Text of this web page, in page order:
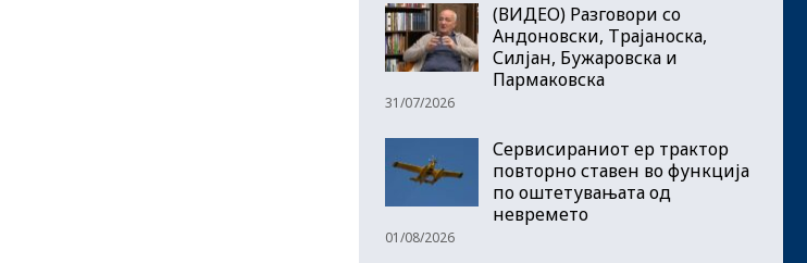
(ВИДЕО) Разговори со
Андоновски, Трајаноска,
Силјан, Бужаровска и
Пармаковска
31/07/2026
Сервисираниот ер трактор
повторно ставен во функција
по оштетувањата од
невремето
01/08/2026